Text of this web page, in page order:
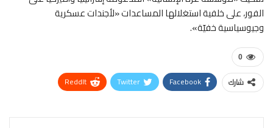
الفور، على خلفية استغلالها المساعدات «لأجندات عسكرية
وجيوسياسية خفيّة».
0
شارك Facebook
Twitter
ReddIt